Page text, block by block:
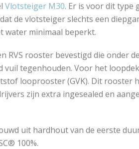
Vlotsteiger M30. Er is voor dit type
de vlotsteiger slechts een
water minimaal beperkt.
RVS rooster bevestigd die onder
vuil tegenhouden. Voor het
looprooster (GVK). Dit rooster
zijn extra ingesealed en
uit hardhout van de eerste
100%.